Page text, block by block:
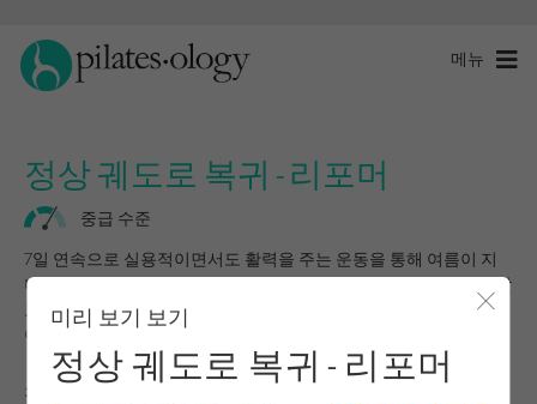
메뉴
정상 궤도로 복귀 - 리포머
중급 수준
7일 연속으로 실용적이면서도 활력을 주는 운동을 통해 여름이 지
나고 일상으로 돌아가세요! 이번 주말까지 더 강해지고, 자신감을 갖
고, 통제력을 되찾을 준비를 하세요!
이 프로그램을 시작하려면 로그인하세요.
소개
미리 보기 보기
정상 궤도로 복귀 - 리포머